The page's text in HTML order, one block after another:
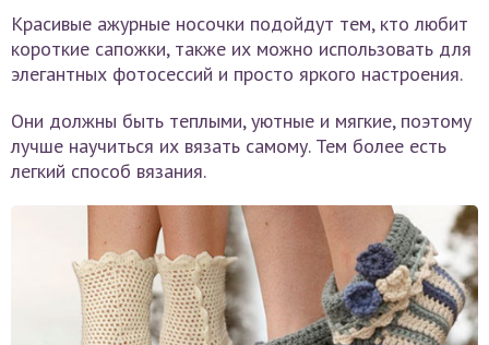
Красивые ажурные носочки подойдут тем, кто любит
короткие сапожки, также их можно использовать для
элегантных фотосессий и просто яркого настроения.
Они должны быть теплыми, уютные и мягкие, поэтому
лучше научиться их вязать самому. Тем более есть
легкий способ вязания.